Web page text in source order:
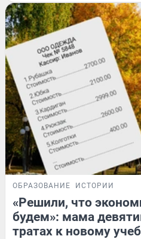
ОБРАЗОВАНИЕ ИСТОРИИ
«Решили, что
будем»: мама
тратах к новому